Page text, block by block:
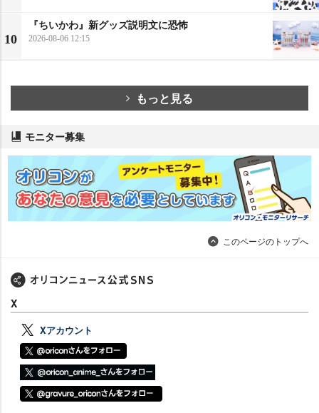
10
『ちいかわ』新グッズ説明文に恐怖
2026-08-06 12:15
もっと見る
モニター募集
このページのトップへ
X
Xアカウント